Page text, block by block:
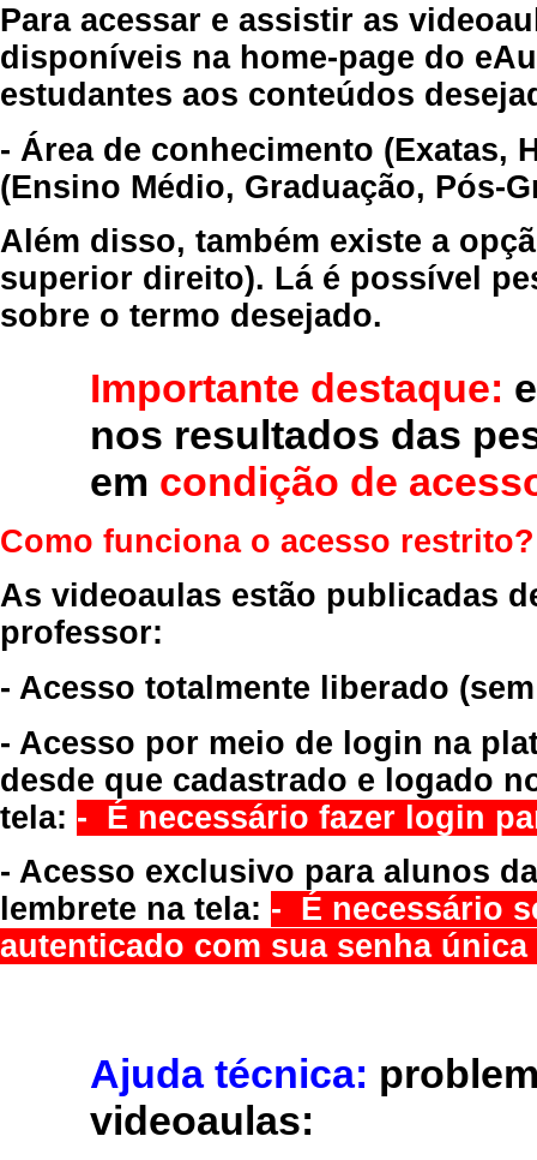
Para acessar e assistir as
disponíveis na home-page do
estudantes aos conteúdos
- Área de conhecimento (Exatas,
(Ensino Médio, Graduação, Pós-
Além disso, também existe a
superior direito). Lá é possível
sobre o termo desejado.
Importante destaque:
nos resultados das
em condição de
Como funciona o acesso restrito?
As videoaulas estão publicadas
professor:
- Acesso totalmente liberado
- Acesso por meio de login na
desde que cadastrado e logado
tela: - É necessário fazer login
- Acesso exclusivo para alunos
lembrete na tela: - É necessário
autenticado com sua senha
Ajuda técnica:
videoaulas: